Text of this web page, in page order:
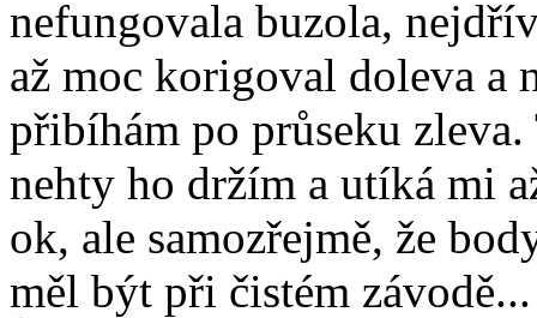
nefungovala buzola,
až moc korigoval doleva a
přibíhám po průseku
nehty ho držím a utíká mi
ok, ale samozřejmě, že
měl být při čistém závodě...